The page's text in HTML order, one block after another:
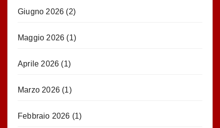
Giugno 2026 (2)
Maggio 2026 (1)
Aprile 2026 (1)
Marzo 2026 (1)
Febbraio 2026 (1)